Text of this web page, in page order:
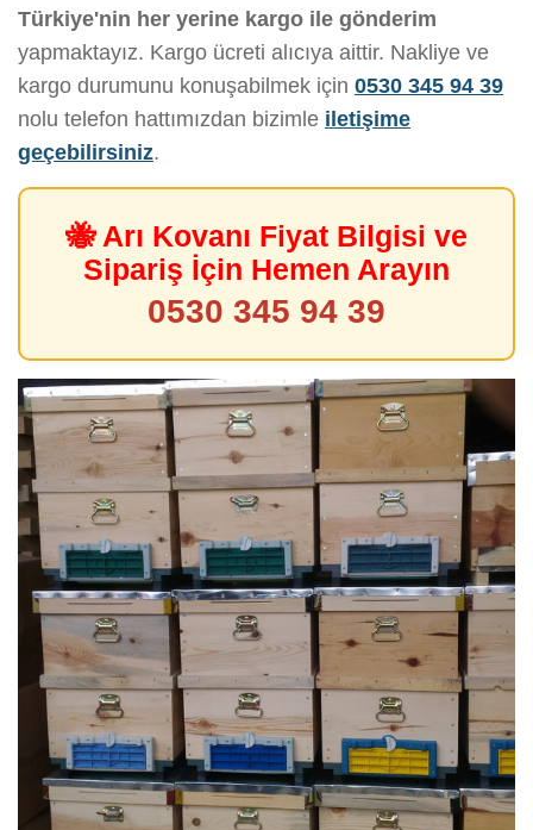
Türkiye'nin her yerine kargo ile gönderim
yapmaktayız. Kargo ücreti alıcıya aittir. Nakliye ve
kargo durumunu konuşabilmek için 0530 345 94 39
nolu telefon hattımızdan bizimle iletişime
geçebilirsiniz.
🐝 Arı Kovanı Fiyat Bilgisi ve
Sipariş İçin Hemen Arayın
0530 345 94 39